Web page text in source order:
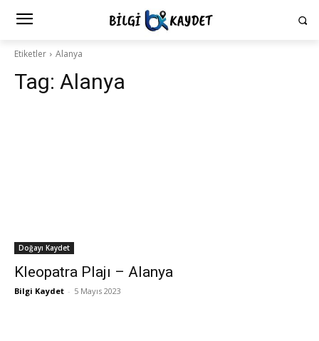
Etiketler Alanya
Tag: Alanya
Doğayı Kaydet
Kleopatra Plajı – Alanya
Bilgi Kaydet - 5 Mayıs 2023